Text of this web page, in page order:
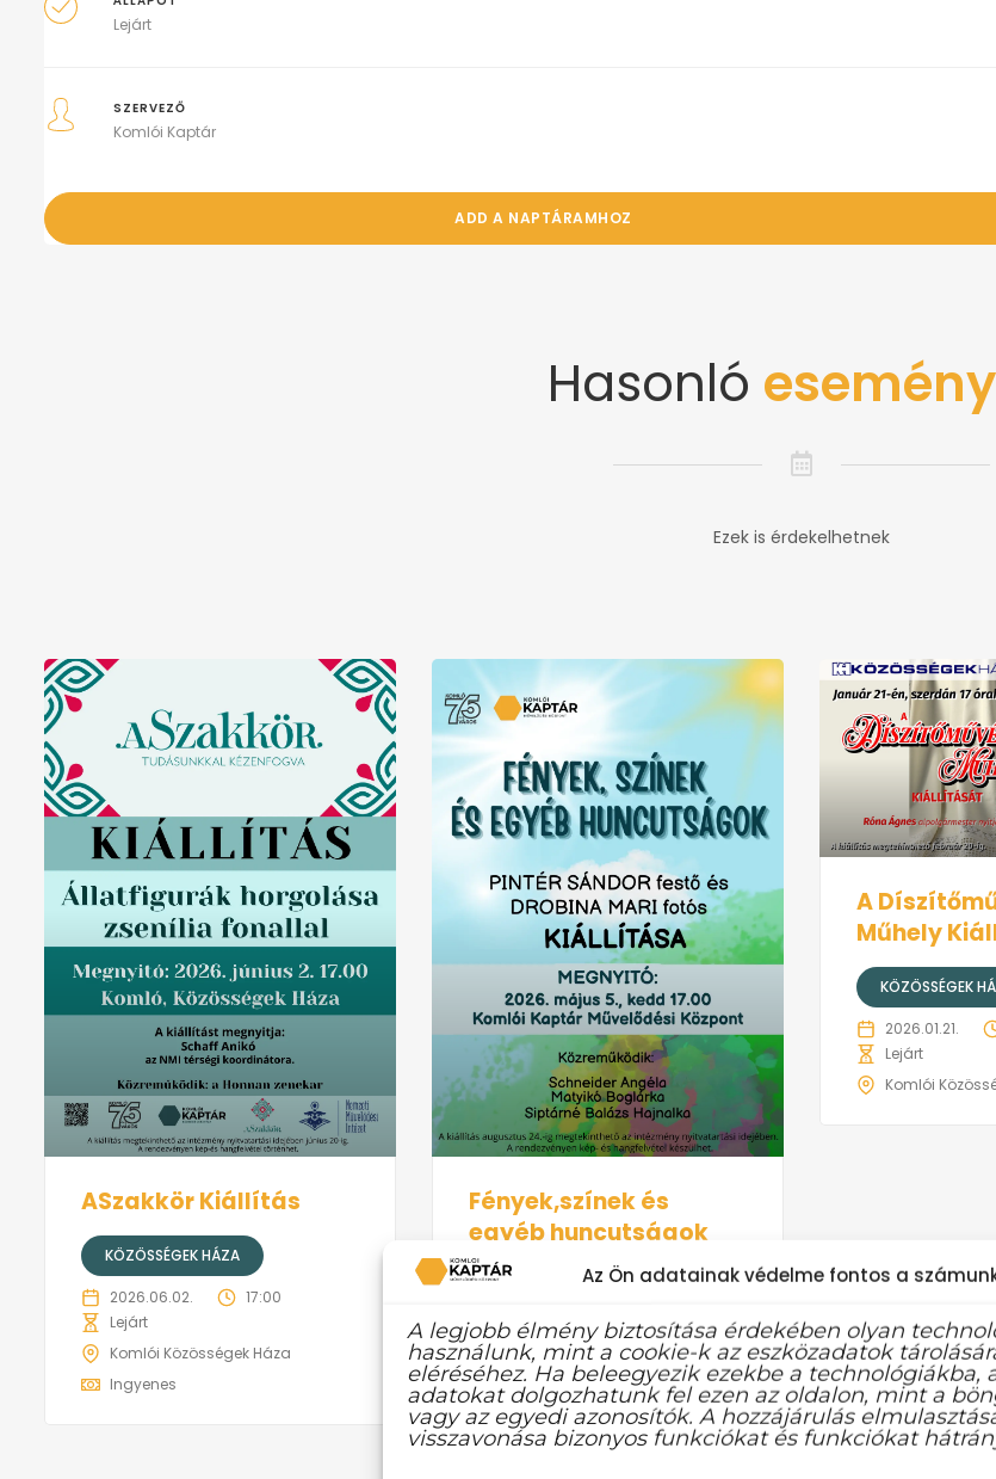
Az Ön adatainak védelme fontos a
A legjobb élmény biztosítása érdekében olyan
használunk, mint a cookie-k az eszközadatok
eléréséhez. Ha beleegyezik ezekbe a technológiákba,
adatokat dolgozhatunk fel ezen az oldalon, mint a
vagy az egyedi azonosítók. A hozzájárulás
visszavonása bizonyos funkciókat és funkciókat
Lejárt
SZERVEZŐ
Komlói Kaptár
ADD A NAPTÁRAMHOZ
Hasonló
Ezek is érdekelhetnek
ASzakkör Kiállítás
KÖZÖSSÉGEK HÁZA
2026.06.02.
17:00
Lejárt
Komlói Közösségek Háza
Ingyenes
Fények,színek és
egyéb huncutságok
KOMLÓI KAPTÁR
2026.05.05. 17:00
Drobina Mari fotós bemutatkozó
kiállítása mellett Pintér Sándor
festményei is helyet kaptak a május
4-én nyíló kiállításon a Kaptárban. A
A
Műhely
KÖZÖSSÉGEK
2026.01.21.
Lejárt
Komlói